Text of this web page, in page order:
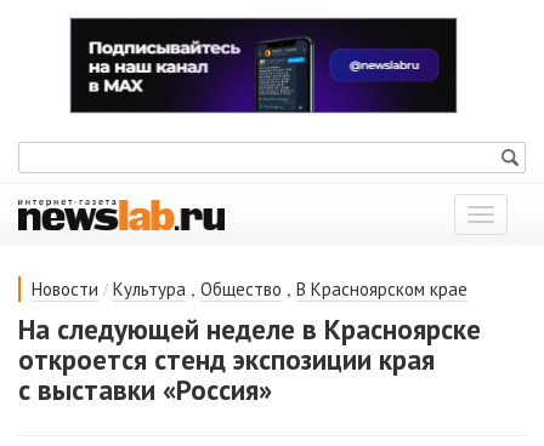
Показать
меню
Новости / Культура , Общество , В Красноярском крае
На следующей неделе в Красноярске
откроется стенд экспозиции края
с выставки «Россия»